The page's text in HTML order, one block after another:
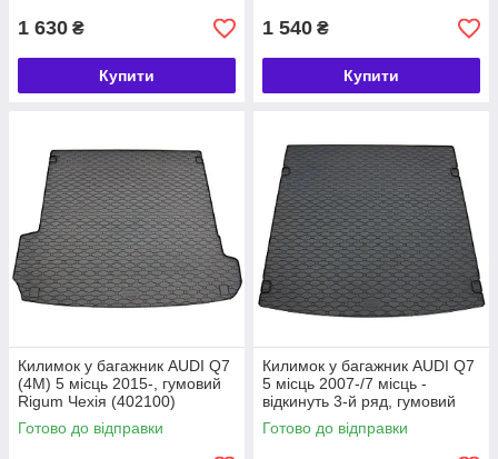
1 630 ₴
Купити
1 540 ₴
Купити
Килимок у багажник AUDI Q7
(4M) 5 місць 2015-, гумовий
Rigum Чехія (402100)
Готово до відправки
Килимок у багажник AUDI Q7
5 місць 2007-/7 місць -
відкинуть 3-й ряд, гумовий
Rigum Чехія (402117)
Готово до відправки